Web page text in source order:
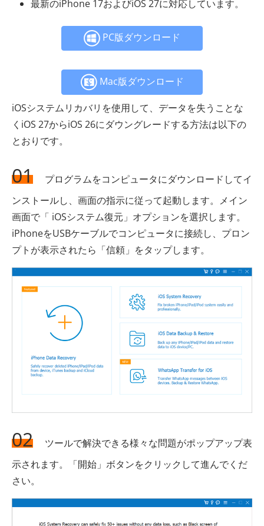
最新のiPhone 17およびiOS 27に対応しています。
PC版ダウンロード
Mac版ダウンロード
iOSシステムリカバリを使用して、データを失うことな
くiOS 27からiOS 26にダウングレードする方法は以下の
とおりです。
01
プログラムをコンピュータにダウンロードしてイ
ンストールし、画面の指示に従って起動します。メイン
画面で「 iOSシステム復元」オプションを選択します。
iPhoneをUSBケーブルでコンピュータに接続し、プロン
プトが表示されたら「信頼」をタップします。
02
ツールで解決できる様々な問題がポップアップ表
示されます。「開始」ボタンをクリックして進んでくだ
さい。